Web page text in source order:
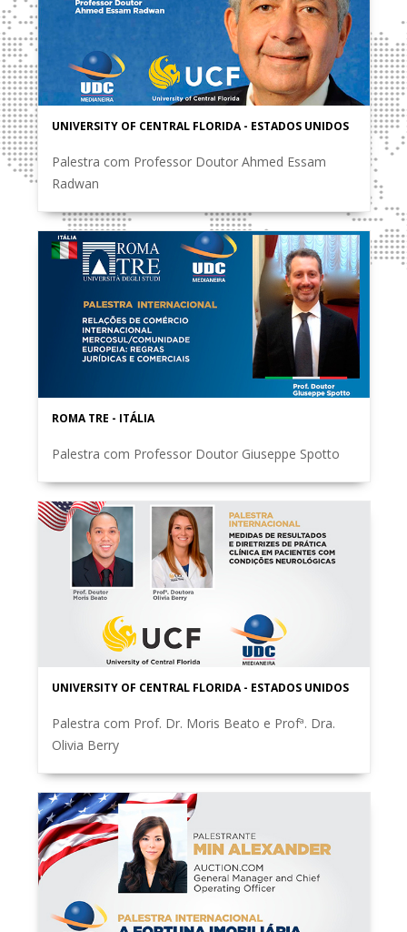
UNIVERSITY OF CENTRAL FLORIDA - ESTADOS UNIDOS
Palestra com Professor Doutor Ahmed Essam
Radwan
ROMA TRE - ITÁLIA
Palestra com Professor Doutor Giuseppe Spotto
UNIVERSITY OF CENTRAL FLORIDA - ESTADOS UNIDOS
Palestra com Prof. Dr. Moris Beato e Profª. Dra.
Olivia Berry